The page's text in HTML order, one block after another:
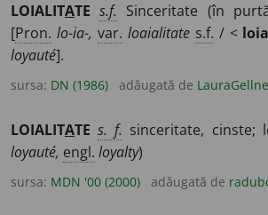
LOIALITATE s.f. Sinceritate (în
[Pron. lo-ia-, var. loaialitate s.f. / <
loyauté].
sursa: DN (1986) adăugată de
LOIALITATE s. f. sinceritate, cinste;
loyauté, engl. loyalty)
sursa: MDN '00 (2000) adăugată de